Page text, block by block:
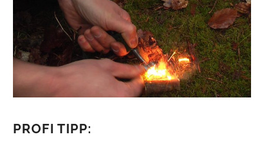
PROFI TIPP: